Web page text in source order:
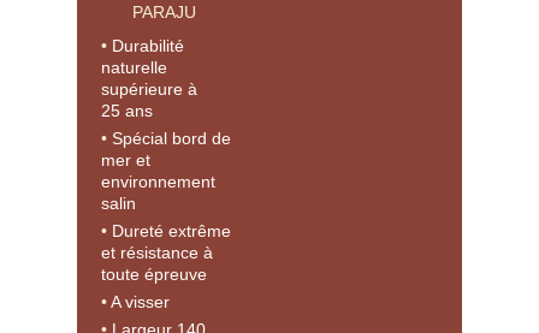
PARAJU
Durabilité
naturelle
supérieure à
25 ans
Spécial bord de
mer et
environnement
salin
Dureté extrême
et résistance à
toute épreuve
A visser
Largeur 140